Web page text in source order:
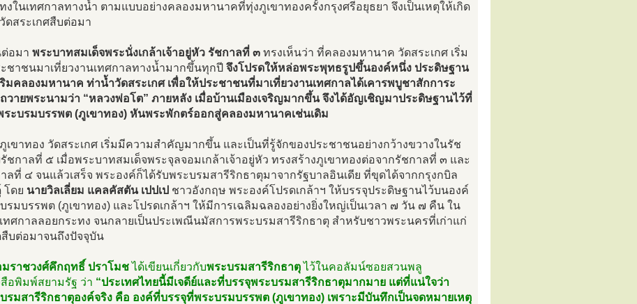
งในเทศกาลทางน้ำ ตามแบบอย่างคลองมหานาคที่ทุ่งภูเขาทองครั้งกรุงศรีอยุธยา จึงเป็นเหตุให้เกิด
ดสระเกศสืบต่อมา
อมา พระบาทสมเด็จพระนั่งเกล้าเจ้าอยู่หัว รัชกาลที่ ๓ ทรงเห็นว่า ที่คลองมหานาค วัดสระเกศ เริ่ม
ชาชนมาเที่ยวงานเทศกาลทางน้ำมากขึ้นทุกปี จึงโปรดให้หล่อพระพุทธรูปขึ้นองค์หนึ่ง ประดิษฐาน
มคลองมหานาค ท่าน้ำวัดสระเกศ เพื่อให้ประชาชนที่มาเที่ยวงานเทศกาลได้เคารพบูชาสักการะ
วายพระนามว่า “หลวงพ่อโต” ภายหลัง เมื่อบ้านเมืองเจริญมากขึ้น จึงได้อัญเชิญมาประดิษฐานไว้ที่
ระบรมบรรพต (ภูเขาทอง) หันพระพักตร์ออกสู่คลองมหานาคเช่นเดิม
เขาทอง วัดสระเกศ เริ่มมีความสำคัญมากขึ้น และเป็นที่รู้จักของประชาชนอย่างกว้างขวางในรัช
ชกาลที่ ๕ เมื่อพระบาทสมเด็จพระจุลจอมเกล้าเจ้าอยู่หัว ทรงสร้างภูเขาทองต่อจากรัชกาลที่ ๓ และ
ลที่ ๔ จนแล้วเสร็จ พระองค์ก็ได้รับพระบรมสารีริกธาตุมาจากรัฐบาลอินเดีย ที่ขุดได้จากกรุงกบิล
โดย นายวิลเลี่ยม แคลคัสตัน เปปเป ชาวอังกฤษ พระองค์โปรดเกล้าฯ ให้บรรจุประดิษฐานไว้บนองค์
รมบรรพต (ภูเขาทอง) และโปรดเกล้าฯ ให้มีการเฉลิมฉลองอย่างยิ่งใหญ่เป็นเวลา ๗ วัน ๗ คืน ใน
ทศกาลลอยกระทง จนกลายเป็นประเพณีนมัสการพระบรมสารีริกธาตุ สำหรับชาวพระนครที่เก่าแก่
บต่อมาจนถึงปัจจุบัน
ราชวงศ์คึกฤทธิ์ ปราโมชได้เขียนเกี่ยวกับพระบรมสารีริกธาตุไว้ในคอลัมน์ซอยสวนพลู
อพิมพ์สยามรัฐ ว่า “ประเทศไทยนี้มีเจดีย์และที่บรรจุพระบรมสารีริกธาตุมากมาย แต่ที่แน่ใจว่า
รมสารีริกธาตุองค์จริง คือ องค์ที่บรรจุที่พระบรมบรรพต (ภูเขาทอง) เพราะมีบันทึกเป็นจดหมายเหตุ